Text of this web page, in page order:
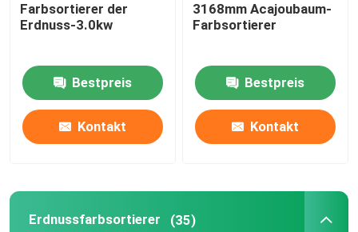
Farbsortierer der
Erdnuss-3.0kw
Bestpreis
Kontakt
3168mm Acajoubaum-
Farbsortierer
Bestpreis
Kontakt
Erdnussfarbsortierer (35)